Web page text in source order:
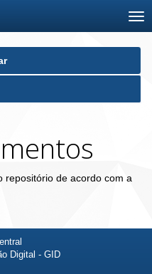
repositório de acordo com a
Digital - GID